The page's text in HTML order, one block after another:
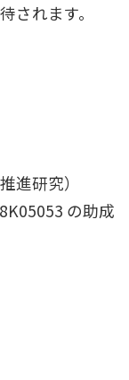
されます。
進研究）
の助成